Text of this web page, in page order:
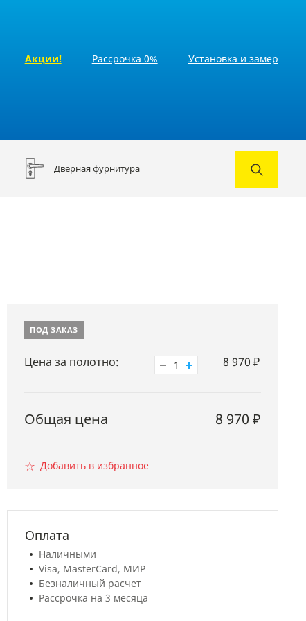
Акции! Рассрочка 0% Установка и замер
Дверная фурнитура
ПОД ЗАКАЗ
Цена за полотно: 1 8 970 ₽
Общая цена 8 970 ₽
☆ Добавить в избранное
Оплата
Наличными
Visa, MasterCard, МИР
Безналичный расчет
Рассрочка на 3 месяца